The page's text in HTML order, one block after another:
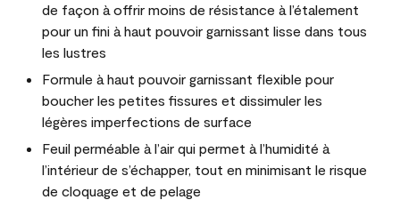
de façon à offrir moins de résistance à l’étalement
pour un fini à haut pouvoir garnissant lisse dans tous
les lustres
Formule à haut pouvoir garnissant flexible pour
boucher les petites fissures et dissimuler les
légères imperfections de surface
Feuil perméable à l’air qui permet à l’humidité à
l’intérieur de s’échapper, tout en minimisant le risque
de cloquage et de pelage